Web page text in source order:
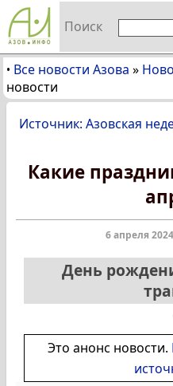
Поиск
• Все новости Азова »
новости
Источник: Азовская
Какие
6 апреля
День
Это анонс новости.